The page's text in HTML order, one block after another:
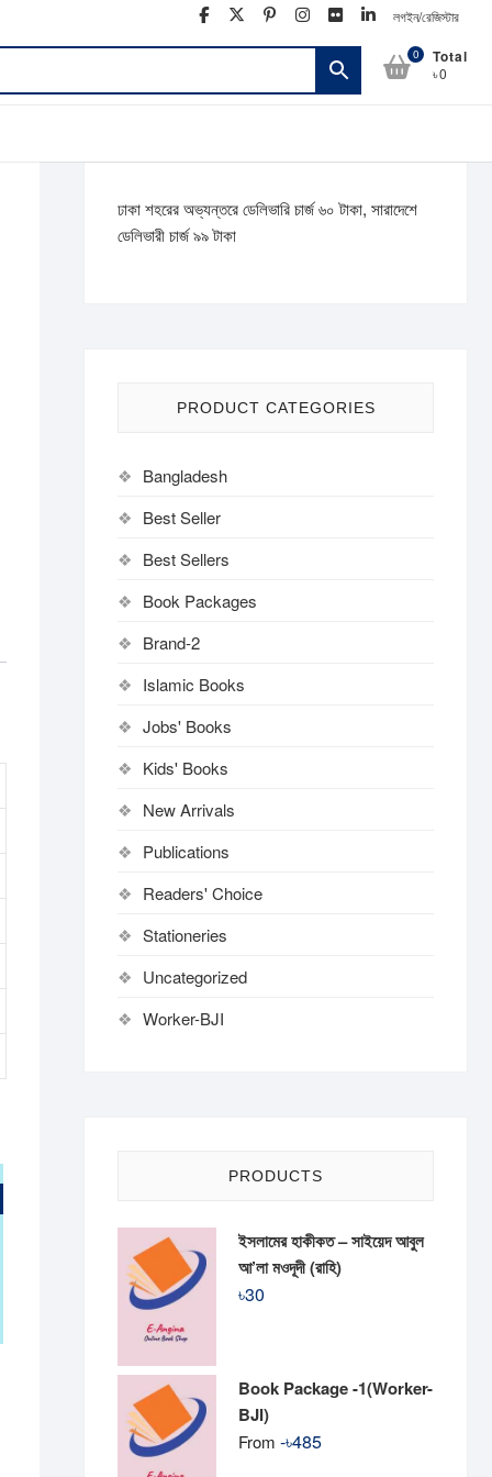
facebook
twitter
pinterest
instagram
flickrlinkedin
লগইন/রেজিস্টার
0 Total
৳0
ঢাকা শহরের অভ্যন্তরে ডেলিভারি চার্জ ৬০ টাকা, সারাদেশে
ডেলিভারী চার্জ ৯৯ টাকা
PRODUCT CATEGORIES
Bangladesh
Best Seller
Best Sellers
Book Packages
Brand-2
Islamic Books
Jobs' Books
Kids' Books
New Arrivals
Publications
Readers' Choice
Stationeries
Uncategorized
Worker-BJI
PRODUCTS
ইসলামের হাকীকত – সাইয়েদ আবুল
আ’লা মওদূদী (রাহি)
৳30
Book Package -1(Worker-
BJI)
From -৳485